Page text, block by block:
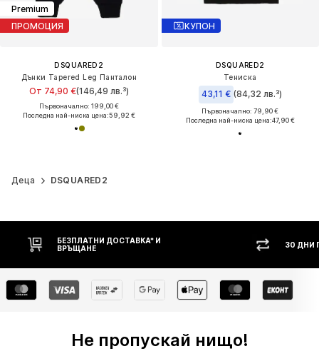
Premium
ПРОМОЦИЯ
DSQUARED2
Дънки Tapered Leg Панталон
От 74,90 €(146,49 лв.³)
Първоначално: 199,00 €
Последна най-ниска цена:59,92 €
КУПОН
DSQUARED2
Тениска
43,11 € (84,32 лв.³)
Първоначално: 79,90 €
Последна най-ниска цена:47,90 €
Деца DSQUARED2
ДОСТАВКА* И
30 ДНИ ПРАВО НА ВРЪЩАНЕ
Не пропускай нищо!